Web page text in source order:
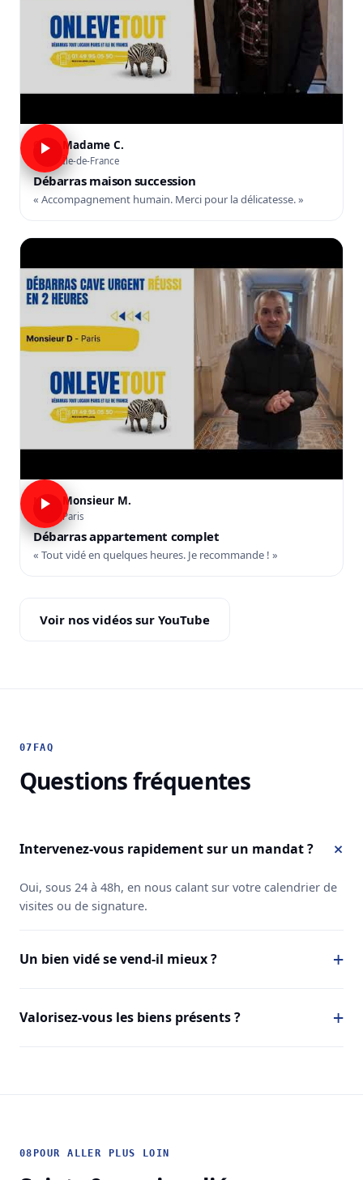
Madame C.
Île-de-France
Débarras maison succession
« Accompagnement humain. Merci pour la délicatesse. »
M Monsieur M.
Paris
Débarras appartement complet
« Tout vidé en quelques heures. Je recommande ! »
Voir nos vidéos sur YouTube
07 FAQ
Questions fréquentes
Intervenez-vous rapidement sur un mandat ?
Oui, sous 24 à 48h, en nous calant sur votre calendrier de
visites ou de signature.
Un bien vidé se vend-il mieux ?
Valorisez-vous les biens présents ?
08 POUR ALLER PLUS LOIN